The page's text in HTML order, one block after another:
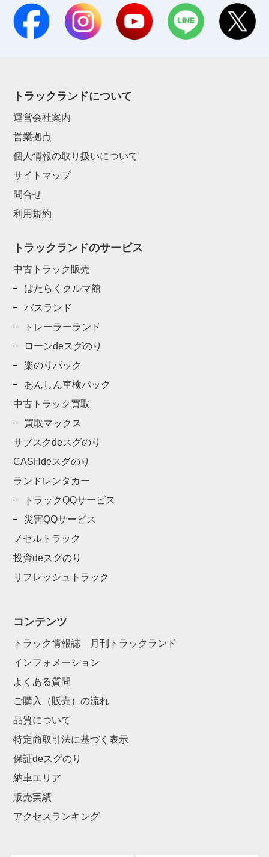
トラックランドについて
運営会社案内
営業拠点
個人情報の取り扱いについて
サイトマップ
問合せ
利用規約
トラックランドのサービス
中古トラック販売
はたらくクルマ館
バスランド
トレーラーランド
ローンdeスグのり
楽のりパック
あんしん車検パック
中古トラック買取
買取マックス
サブスクdeスグのり
CASHdeスグのり
ランドレンタカー
トラックQQサービス
災害QQサービス
ノセルトラック
投資deスグのり
リフレッシュトラック
コンテンツ
トラック情報誌 月刊トラックランド
インフォメーション
よくある質問
ご購入（販売）の流れ
品質について
特定商取引法に基づく表示
保証deスグのり
納車エリア
販売実績
アクセスランキング